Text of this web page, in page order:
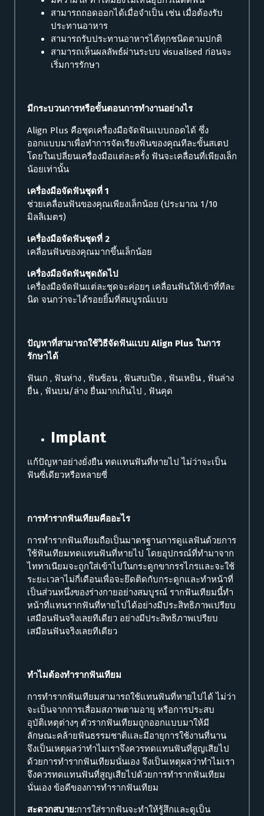
สามารถถอดออกได้เมื่อจำเป็น เช่น เมื่อต้องรับ
ประทานอาหาร
สามารถรับประทานอาหารได้ทุกชนิดตามปกติ
สามารถเห็นผลลัพธ์ผ่านระบบ visualised ก่อนจะ
เริ่มการรักษา
มีกระบวนการหรือขั้นตอนการทำงานอย่างไร
Align Plus คือชุดเครื่องมือจัดฟันแบบถอดได้ ซึ่ง
ออกแบบมาเพื่อทำการจัดเรียงฟันของคุณทีละขั้นสเตป
โดยในเปลี่ยนเครื่องมือแต่ละครั้ง ฟันจะเคลื่อนที่เพียงเล็ก
น้อยเท่านั้น
เครื่องมือจัดฟันชุดที่ 1
ช่วยเคลื่อนฟันของคุณเพียงเล็กน้อย (ประมาณ 1/10
มิลลิเมตร)
เครื่องมือจัดฟันชุดที่ 2
เคลื่อนฟันของคุณมากขึ้นเล็กน้อย
เครื่องมือจัดฟันชุดถัดไป
เครื่องมือจัดฟันแต่ละชุดจะค่อยๆ เคลื่อนฟันให้เข้าที่ทีละ
นิด จนกว่าจะได้รอยยิ้มที่สมบูรณ์แบบ
ปัญหาที่สามารถใช้วิธีจัดฟันแบบ Align Plus ในการ
รักษาได้
ฟันเก , ฟันห่าง , ฟันซ้อน , ฟันสบเปิด , ฟันเหยิน , ฟันล่าง
ยื่น , ฟันบน/ล่าง ยื่นมากเกินไป , ฟันคุด
Implant
แก้ปัญหาอย่างยั่งยืน ทดแทนฟันที่หายไป ไม่ว่าจะเป็น
ฟันซี่เดียวหรือหลายซี่
การทำรากฟันเทียมคืออะไร
การทำรากฟันเทียมถือเป็นมาตรฐานการดูแลฟันด้วยการ
ใช้ฟันเทียมทดแทนฟันที่หายไป โดยอุปกรณ์ที่ทำมาจาก
ไททาเนียมจะถูกใส่เข้าไปในกระดูกขากรรไกรและจะใช้
ระยะเวลาไม่กี่เดือนเพื่อจะยึดติดกับกระดูกและทำหน้าที่
เป็นส่วนหนึ่งของร่างกายอย่างสมบูรณ์ รากฟันเทียมนี้ทำ
หน้าที่แทนรากฟันที่หายไปได้อย่างมีประสิทธิภาพเปรียบ
เสมือนฟันจริงเลยทีเดียว อย่างมีประสิทธิภาพเปรียบ
เสมือนฟันจริงเลยทีเดียว
ทำไมต้องทำรากฟันเทียม
การทำรากฟันเทียมสามารถใช้แทนฟันที่หายไปได้ ไม่ว่า
จะเป็นจากการเสื่อมสภาพตามอายุ หรือการประสบ
อุบัติเหตุต่างๆ ตัวรากฟันเทียมถูกออกแบบมาให้มี
ลักษณะคล้ายฟันธรรมชาติและมีอายุการใช้งานที่นาน
จึงเป็นเหตุผลว่าทำไมเราจึงควรทดแทนฟันที่สูญเสียไป
ด้วยการทำรากฟันเทียมนั่นเอง จึงเป็นเหตุผลว่าทำไมเรา
จึงควรทดแทนฟันที่สูญเสียไปด้วยการทำรากฟันเทียม
นั่นเอง ข้อดีของการทำรากฟันเทียม
สะดวกสบาย:การใส่รากฟันจะทำให้รู้สึกและดูเป็น